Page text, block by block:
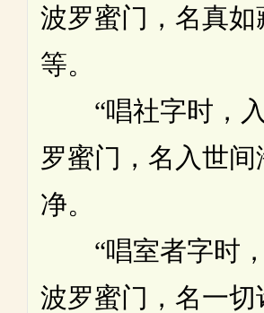
波罗蜜门，名真如
等。
“唱社字时，入
罗蜜门，名入世间
净。
“唱室者字时，
波罗蜜门，名一切